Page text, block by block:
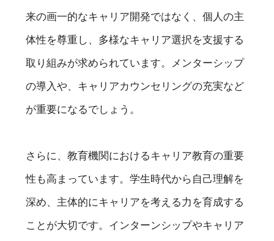
来の画一的なキャリア開発ではなく、個人の主
体性を尊重し、多様なキャリア選択を支援する
取り組みが求められています。メンターシップ
の導入や、キャリアカウンセリングの充実など
が重要になるでしょう。
さらに、教育機関におけるキャリア教育の重要
性も高まっています。学生時代から自己理解を
深め、主体的にキャリアを考える力を育成する
ことが大切です。インターンシップやキャリア